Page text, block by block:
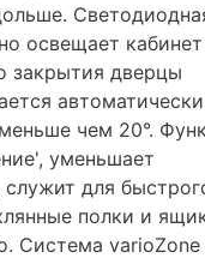
освещает кабинет
закрытия дверцы
чем 20°.
уменьшает
для
полки и
Система varioZone